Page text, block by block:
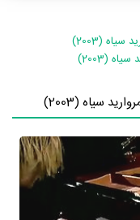
(2003)
(2003)
سیاه (2003)